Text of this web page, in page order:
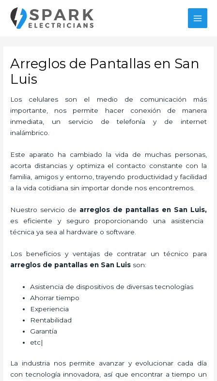
contenido
Arreglos de Pantallas en San
Luis
Los celulares son el medio de comunicación más
importante, nos permite hacer conexión de manera
inmediata, un servicio de telefonía y de internet
inalámbrico.
Este aparato ha cambiado la vida de muchas personas,
acorta distancias y optimiza el contacto constante con la
familia, amigos y entorno, trayendo productividad y facilidad
a la vida cotidiana sin importar donde nos encontremos.
Nuestro servicio de arreglos de pantallas en San Luis,
es eficiente y seguro proporcionando una asistencia
técnica ya sea al hardware o software.
Los beneficios y ventajas de contratar un técnico para
arreglos de pantallas en San Luis son:
Asistencia de dispositivos de diversas tecnologías
Ahorrar tiempo
Experiencia
Rentabilidad
Garantía
etc|
La industria nos permite avanzar y evolucionar cada día
con tecnología innovadora, así que encontrar a tiempo un